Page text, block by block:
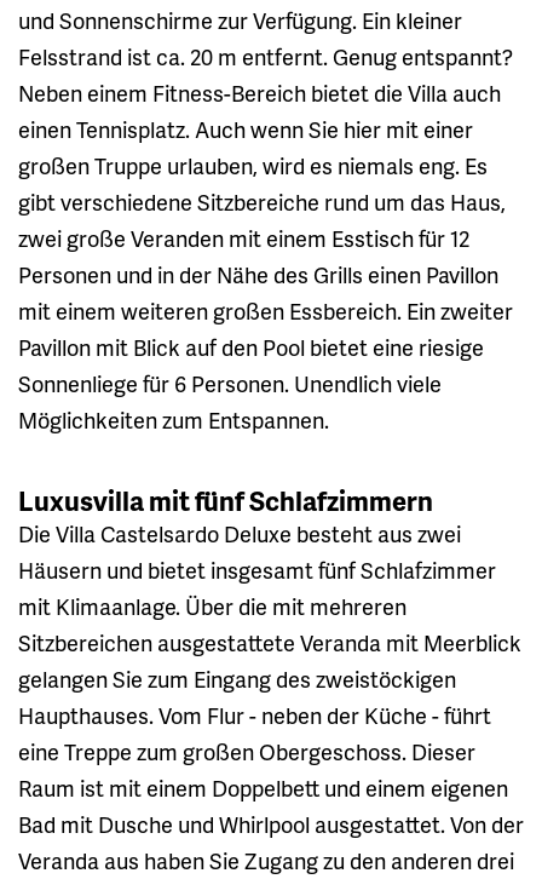
und Sonnenschirme zur Verfügung. Ein kleiner
Felsstrand ist ca. 20 m entfernt. Genug entspannt?
Neben einem Fitness-Bereich bietet die Villa auch
einen Tennisplatz. Auch wenn Sie hier mit einer
großen Truppe urlauben, wird es niemals eng. Es
gibt verschiedene Sitzbereiche rund um das Haus,
zwei große Veranden mit einem Esstisch für 12
Personen und in der Nähe des Grills einen Pavillon
mit einem weiteren großen Essbereich. Ein zweiter
Pavillon mit Blick auf den Pool bietet eine riesige
Sonnenliege für 6 Personen. Unendlich viele
Möglichkeiten zum Entspannen.
Luxusvilla mit fünf Schlafzimmern
Die Villa Castelsardo Deluxe besteht aus zwei
Häusern und bietet insgesamt fünf Schlafzimmer
mit Klimaanlage. Über die mit mehreren
Sitzbereichen ausgestattete Veranda mit Meerblick
gelangen Sie zum Eingang des zweistöckigen
Haupthauses. Vom Flur - neben der Küche - führt
eine Treppe zum großen Obergeschoss. Dieser
Raum ist mit einem Doppelbett und einem eigenen
Bad mit Dusche und Whirlpool ausgestattet. Von der
Veranda aus haben Sie Zugang zu den anderen drei